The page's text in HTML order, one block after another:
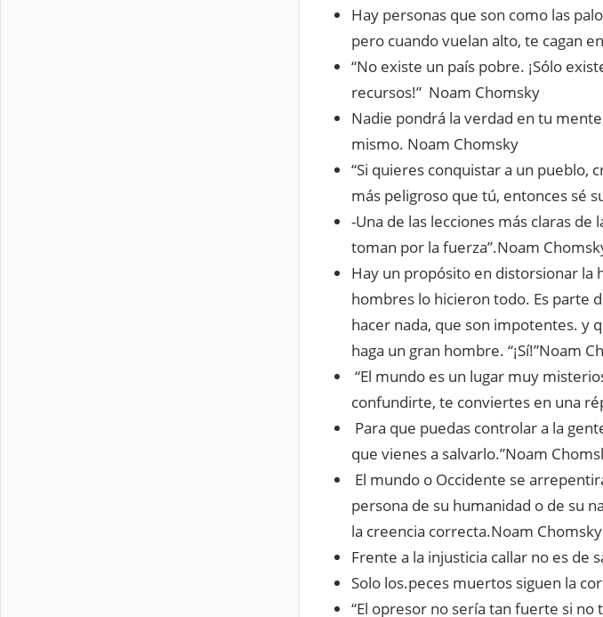
Hay personas que son como las
pero cuando vuelan alto, te cagan
“No existe un país pobre. ¡Sólo
recursos!” Noam Chomsky
Nadie pondrá la verdad en tu
mismo. Noam Chomsky
“Si quieres conquistar a un pueblo,
más peligroso que tú, entonces sé
-Una de las lecciones más claras de
toman por la fuerza”.Noam
Hay un propósito en distorsionar la
hombres lo hicieron todo. Es parte
hacer nada, que son impotentes. y
haga un gran hombre. “¡Sí!”Noam
“El mundo es un lugar muy
confundirte, te conviertes en una
Para que puedas controlar a la
que vienes a salvarlo.”Noam
El mundo o Occidente se
persona de su humanidad o de su
la creencia correcta.Noam Chomsky
Frente a la injusticia callar no es de
Solo los.peces muertos siguen la
“El opresor no sería tan fuerte si